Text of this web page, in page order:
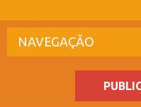
NAVEGAÇÃO